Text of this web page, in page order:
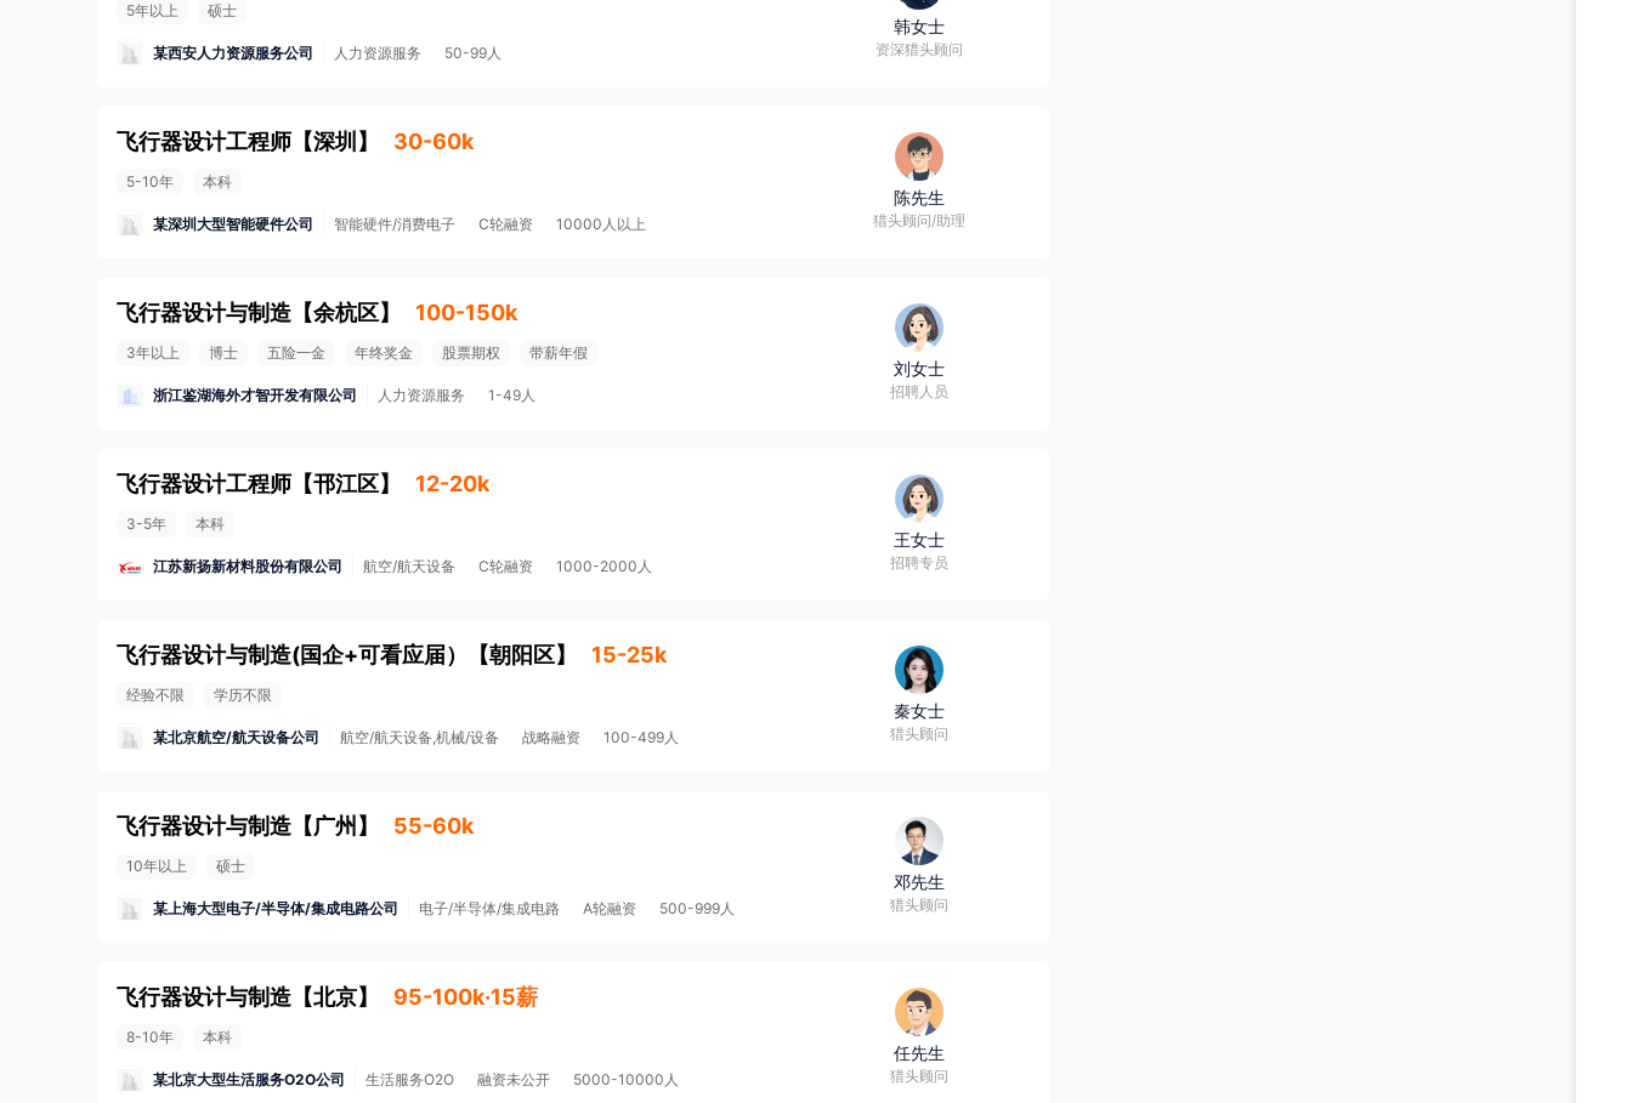
5年以上 硕士
某西安人力资源服务公司 人力资源服务 50-99人
韩女士
资深猎头顾问
飞行器设计工程师 【深圳 】 30-60k
5-10年 本科
某深圳大型智能硬件公司 智能硬件/消费电子 C轮融资 10000人以上
陈先生
猎头顾问/助理
飞行器设计与制造 【余杭区】 100-150k
3年以上 博士 五险一金 年终奖金 股票期权 带薪年假
浙江鉴湖海外才智开发有限公司 人力资源服务 1-49人
刘女士
招聘人员
飞行器设计工程师 【邗江区】 12-20k
3-5年 本科
江苏新扬新材料股份有限公司 航空/航天设备 C轮融资 1000-2000人
王女士
招聘专员
飞行器设计与制造(国企+可看应届） 【朝阳区】 15-25k
经验不限 学历不限
某北京航空/航天设备公司 航空/航天设备,机械/设备 战略融资 100-499人
秦女士
猎头顾问
飞行器设计与制造 【广州 】 55-60k
10年以上 硕士
某上海大型电子/半导体/集成电路公司 电子/半导体/集成电路 A轮融资 500-999人
邓先生
猎头顾问
飞行器设计与制造 【北京】 95-100k·15薪
8-10年 本科
某北京大型生活服务O2O公司 生活服务O2O 融资未公开 5000-10000人
任先生
猎头顾问